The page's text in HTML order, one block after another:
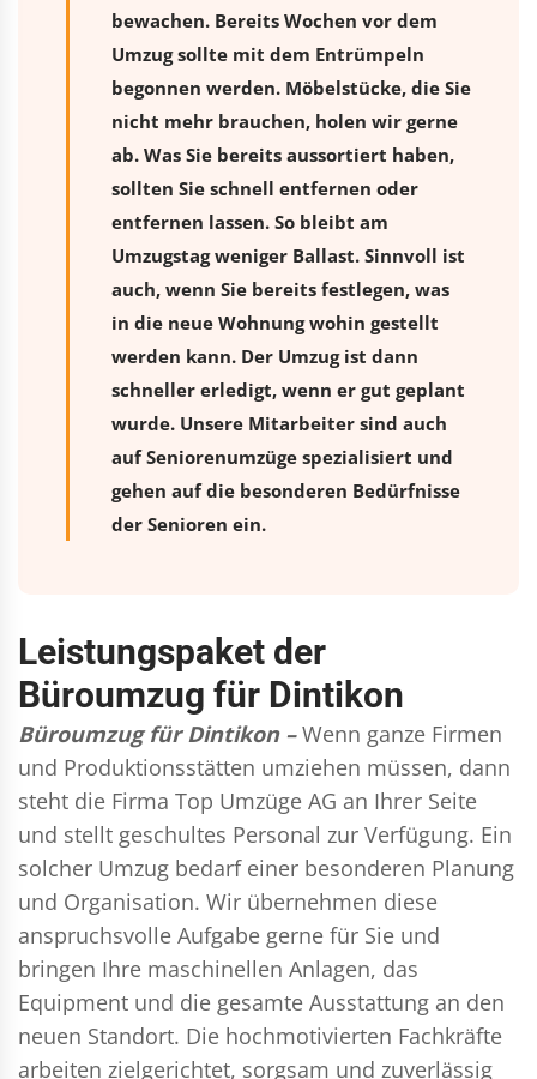
bewachen. Bereits Wochen vor dem
Umzug sollte mit dem Entrümpeln
begonnen werden. Möbelstücke, die Sie
nicht mehr brauchen, holen wir gerne
ab. Was Sie bereits aussortiert haben,
sollten Sie schnell entfernen oder
entfernen lassen. So bleibt am
Umzugstag weniger Ballast. Sinnvoll ist
auch, wenn Sie bereits festlegen, was
in die neue Wohnung wohin gestellt
werden kann. Der Umzug ist dann
schneller erledigt, wenn er gut geplant
wurde. Unsere Mitarbeiter sind auch
auf Seniorenumzüge spezialisiert und
gehen auf die besonderen Bedürfnisse
der Senioren ein.
Leistungspaket der
Büroumzug für Dintikon
Büroumzug für Dintikon – Wenn ganze Firmen
und Produktionsstätten umziehen müssen, dann
steht die Firma Top Umzüge AG an Ihrer Seite
und stellt geschultes Personal zur Verfügung. Ein
solcher Umzug bedarf einer besonderen Planung
und Organisation. Wir übernehmen diese
anspruchsvolle Aufgabe gerne für Sie und
bringen Ihre maschinellen Anlagen, das
Equipment und die gesamte Ausstattung an den
neuen Standort. Die hochmotivierten Fachkräfte
arbeiten zielgerichtet, sorgsam und zuverlässig